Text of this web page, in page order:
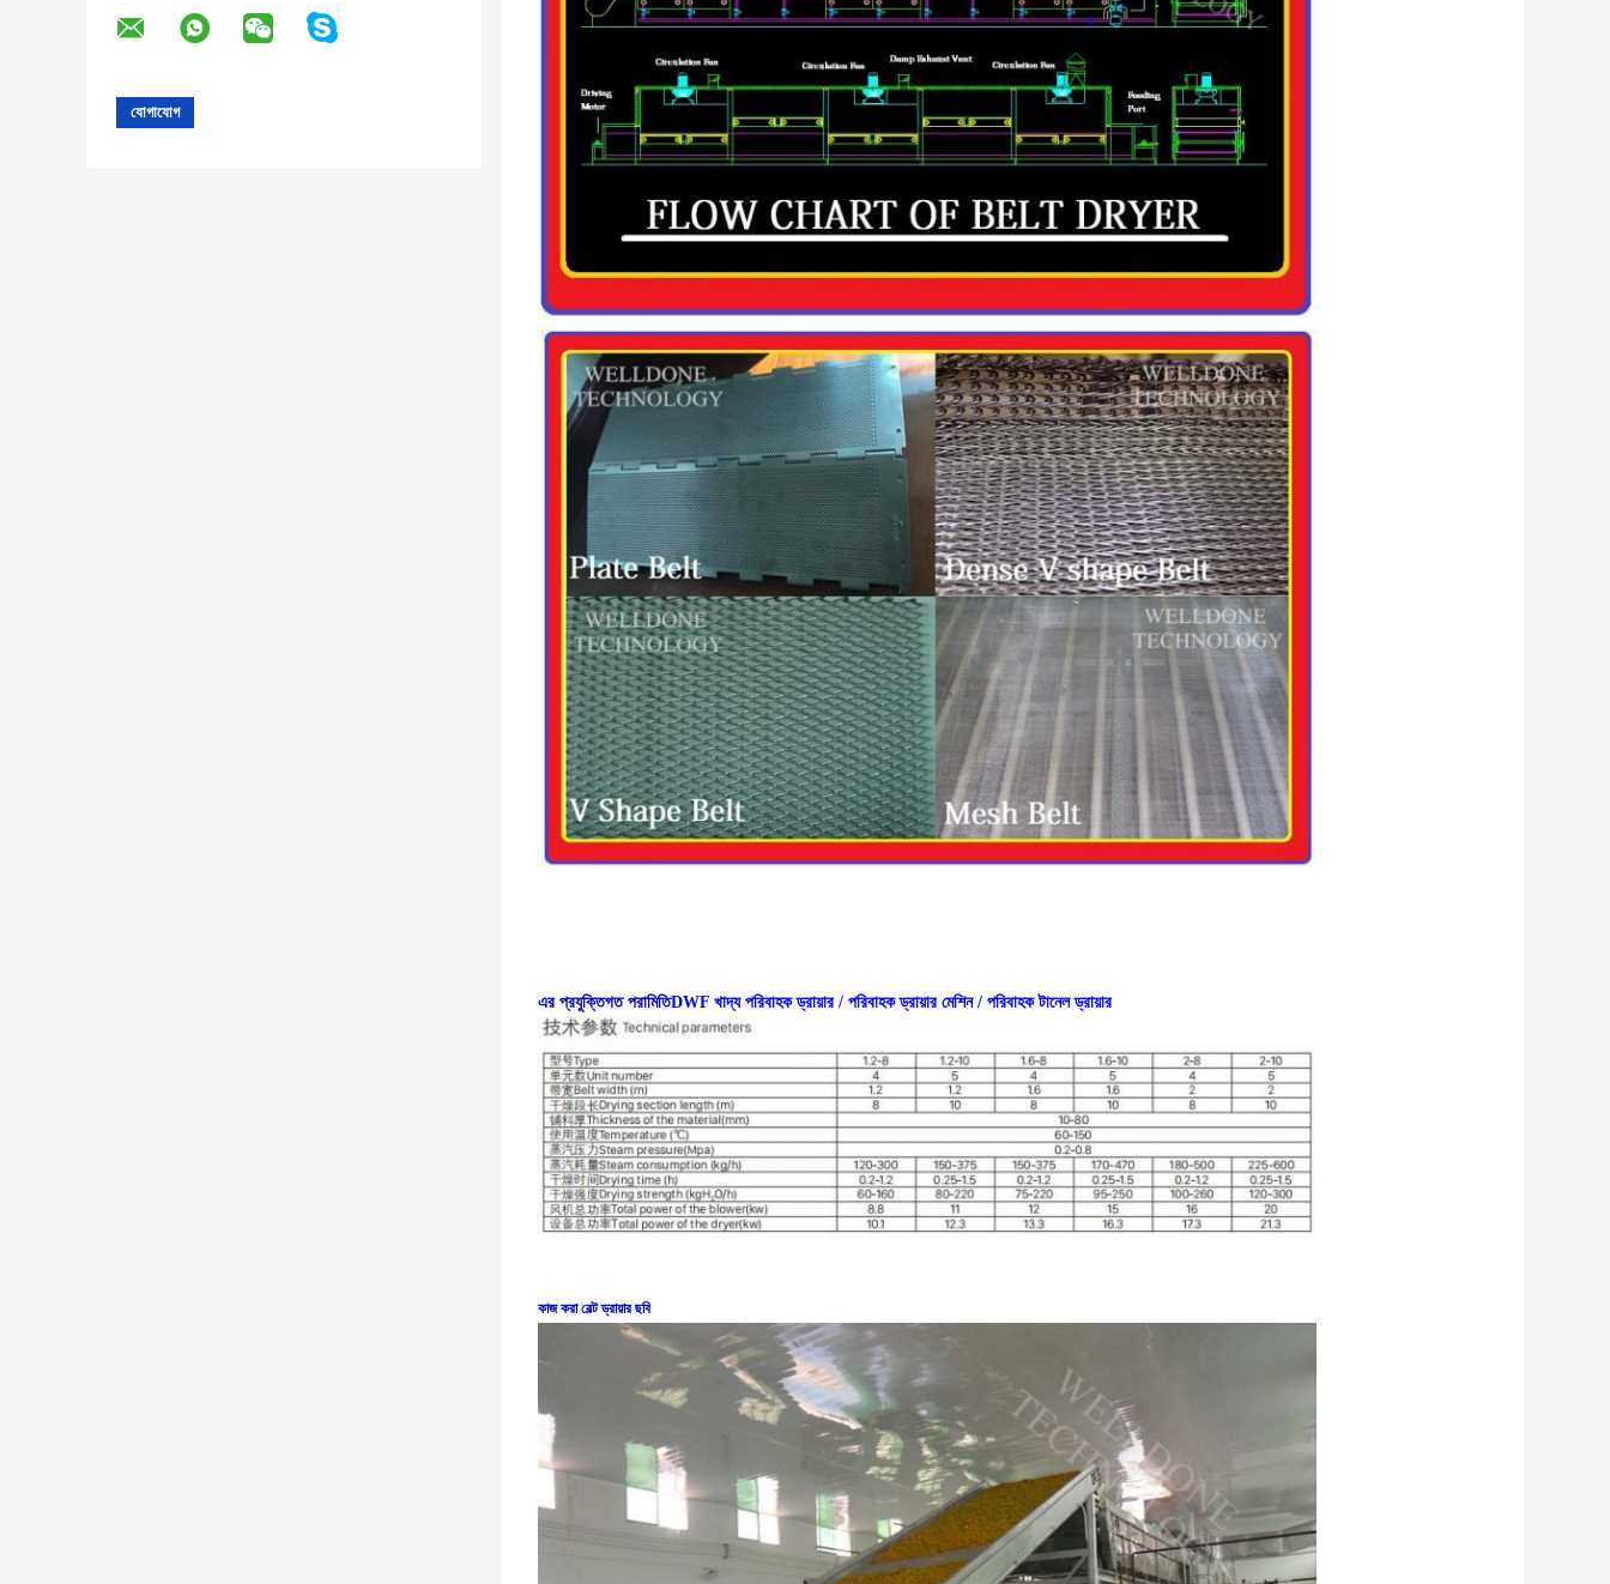
এর প্রযুক্তিগত পরামিতিDWF খাদ্য পরিবাহক ড্রায়ার / পরিবাহক ড্রায়ার মেশিন / পরিবাহক টানেল ড্রায়ার
কাজ করা বেল্ট ড্রায়ার ছবি